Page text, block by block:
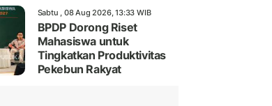
Sabtu , 08 Aug 2026, 13:33 WIB
BPDP Dorong Riset
Mahasiswa untuk
Tingkatkan Produktivitas
Pekebun Rakyat